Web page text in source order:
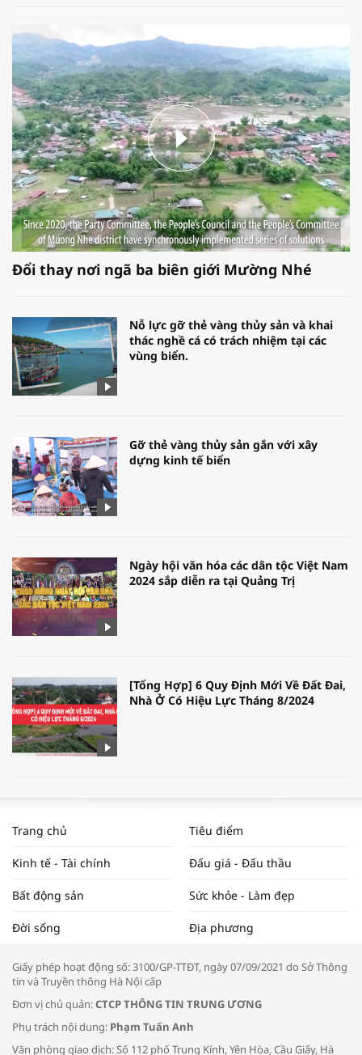
Đổi thay nơi ngã ba biên giới Mường Nhé
Nỗ lực gỡ thẻ vàng thủy sản và khai
thác nghề cá có trách nhiệm tại các
vùng biển.
Gỡ thẻ vàng thủy sản gắn với xây
dựng kinh tế biển
Ngày hội văn hóa các dân tộc Việt Nam
2024 sắp diễn ra tại Quảng Trị
[Tổng Hợp] 6 Quy Định Mới Về Đất Đai,
Nhà Ở Có Hiệu Lực Tháng 8/2024
NAM NĂM 2024 VÀ NĂM 2025 | NHỊP
ĐẬP THỊ TRƯỜNG #62
Tọa đàm “Xúc tiến thương mại: Khơi
Bác sĩ tư vấn cách phòng tránh bệnh
Trang chủ Tiêu điểm
Kinh tế - Tài chính Đấu giá - Đấu thầu
Bất động sản Sức khỏe - Làm đẹp
Đời sống Địa phương
Giấy phép hoạt động số: 3100/GP-TTĐT, ngày 07/09/2021 do Sở Thông
tin và Truyền thông Hà Nội cấp
Đơn vị chủ quản:CTCP THÔNG TIN TRUNG ƯƠNG
Phụ trách nội dung: Phạm Tuấn Anh
Văn phòng giao dịch: Số 112 phố Trung Kính, Yên Hòa, Cầu Giấy, Hà